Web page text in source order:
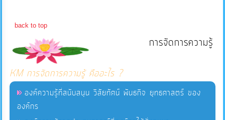
ดำเนิน
การ
ให้
บริการ
back to top
การจัดการความรู้
KM การจัดการความรู้ คืออะไร ?
องค์ความรู้ที่สนับสนุน วิสัยทัศน์ พันธกิจ ยุทธศาสตร์ ของ
องค์กร